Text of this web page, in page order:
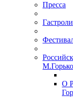
Пресса
Гастроли
О